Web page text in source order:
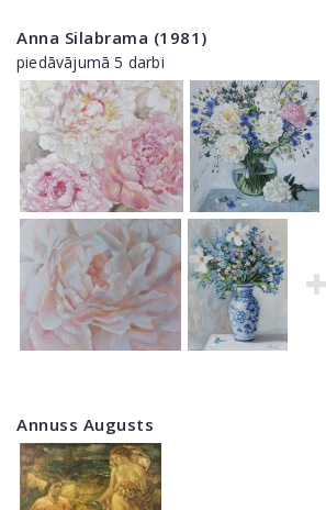
Anna Silabrama (1981)
piedāvājumā 5 darbi
Annuss Augusts